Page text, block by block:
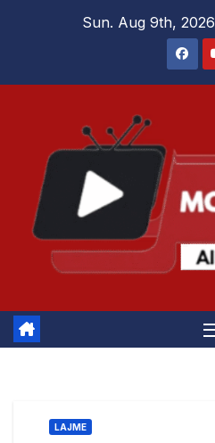
Sun. Aug 9th, 2026
LAJME